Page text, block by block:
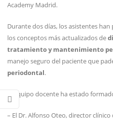
Academy Madrid.
Durante dos días, los asistentes
los conceptos más actualizados de
tratamiento y mantenimiento
manejo seguro del paciente que
periodontal.
El equipo docente ha estado
– El Dr. Alfonso Oteo, director